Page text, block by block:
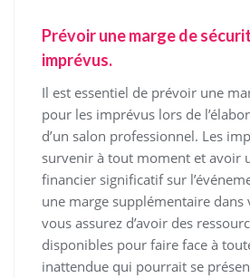
Prévoir une marge de
imprévus.
Il est essentiel de prévoir une
pour les imprévus lors de
d’un salon professionnel. Les
survenir à tout moment et avoir
financier significatif sur
une marge supplémentaire
vous assurez d’avoir des
disponibles pour faire face à
inattendue qui pourrait se